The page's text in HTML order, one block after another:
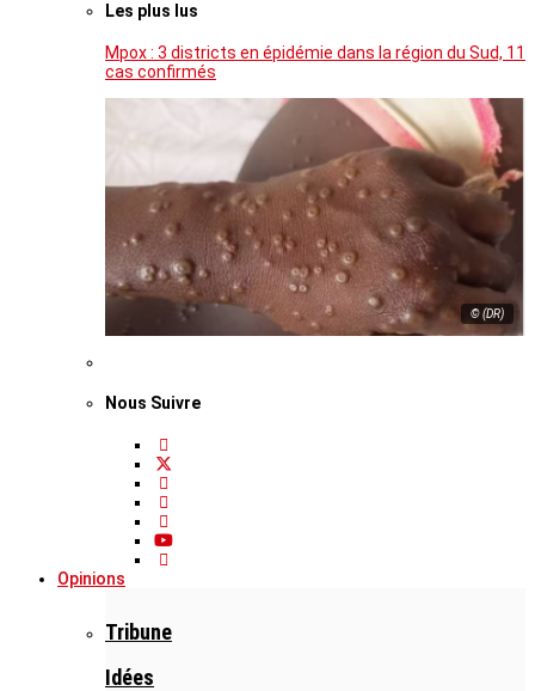
Les plus lus
Mpox : 3 districts en épidémie dans la région du Sud, 11
cas confirmés
© (DR)
Nous Suivre
Opinions
Tribune
Idées